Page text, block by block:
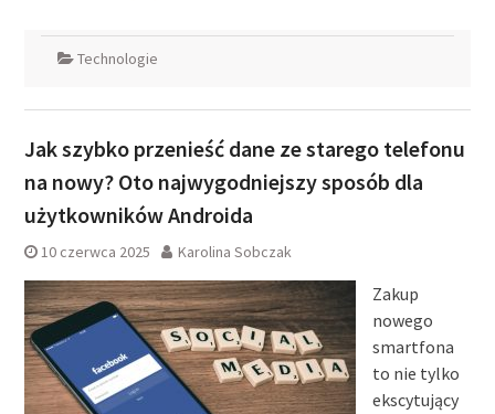
Technologie
Jak szybko przenieść dane ze starego telefonu
na nowy? Oto najwygodniejszy sposób dla
użytkowników Androida
10 czerwca 2025 Karolina Sobczak
Zakup
nowego
smartfona
to nie tylko
ekscytujący